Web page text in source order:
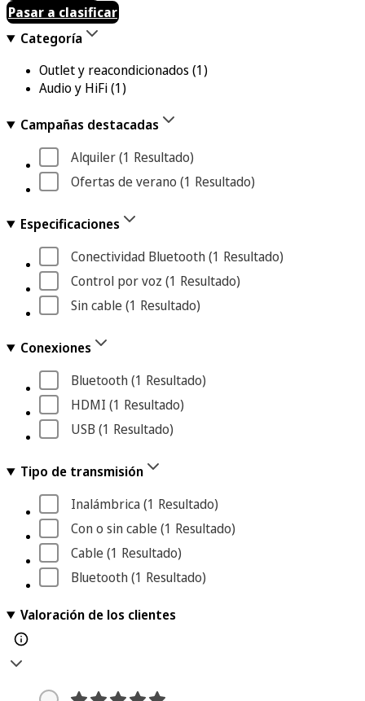
Pasar a clasificar
Categoría
Outlet y reacondicionados (1)
Audio y HiFi(1)
Campañas destacadas
Alquiler (1 Resultado)
Ofertas de verano (1 Resultado)
Especificaciones
Conectividad Bluetooth (1 Resultado)
Control por voz (1 Resultado)
Sin cable (1 Resultado)
Conexiones
Bluetooth (1 Resultado)
HDMI (1 Resultado)
USB (1 Resultado)
Tipo de transmisión
Inalámbrica (1 Resultado)
Con o sin cable (1 Resultado)
Cable (1 Resultado)
Bluetooth (1 Resultado)
Valoración de los clientes